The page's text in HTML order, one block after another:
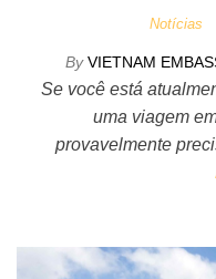
Notícias
By VIETNAM
Se você está
uma viagem
provavelmente